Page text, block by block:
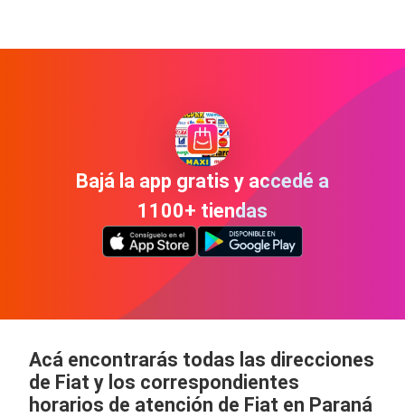
Bajá la app gratis y accedé a
1100+ tiendas
Acá encontrarás todas las direcciones
de Fiat y los correspondientes
horarios de atención de Fiat en Paraná